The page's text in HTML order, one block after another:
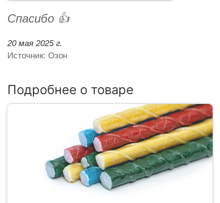
Спасибо 👍
20 мая 2025 г.
Источник: Озон
Подробнее о товаре